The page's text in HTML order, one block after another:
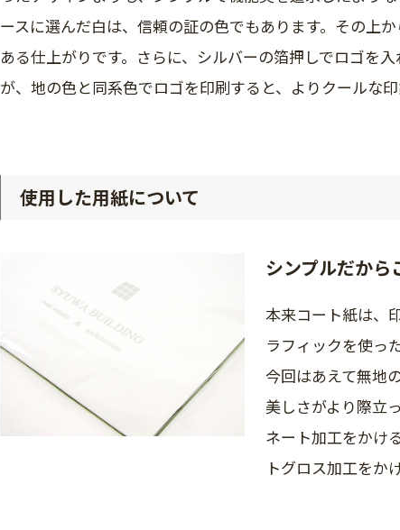
ースに選んだ白は、信頼の証の色でもあります。その上
ある仕上がりです。さらに、シルバーの箔押しでロゴを
が、地の色と同系色でロゴを印刷すると、よりクールな
使用した用紙について
シンプルだから
本来コート紙は、
ラフィックを使っ
今回はあえて無地
美しさがより際立
ネート加工をかけ
トグロス加工をか